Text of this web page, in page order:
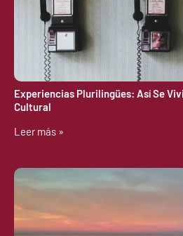
Experiencias Plurilingües: Así Se
Cultural
Leer más »